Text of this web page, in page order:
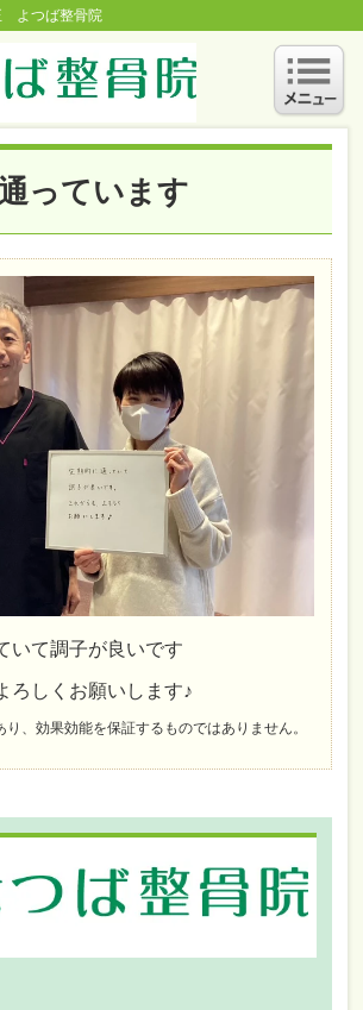
よつば整骨院
っています
いて調子が良いです
ろしくお願いします♪
、効果効能を保証するものではありません。